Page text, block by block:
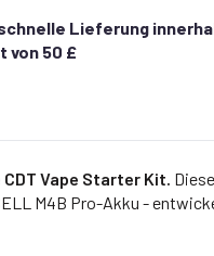
Lieferung
von 50 £
Vape Starter Kit.
M4B Pro-Akku -